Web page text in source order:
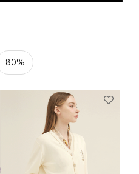
80%